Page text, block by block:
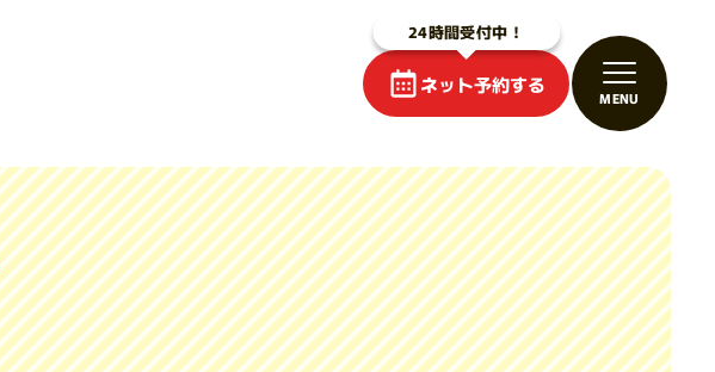
ネット予約する